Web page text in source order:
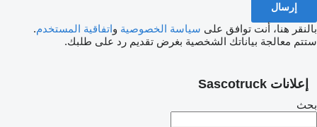
بالنقر هنا، أنت توافق على سياسة الخصوصية واتفاقية المستخدم.
ستتم معالجة بياناتك الشخصية بغرض تقديم رد على طلبك.
إعلانات Sascotruck
بحث